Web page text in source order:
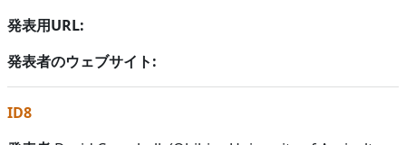
発表用URL:
発表者のウェブサイト:
ID8